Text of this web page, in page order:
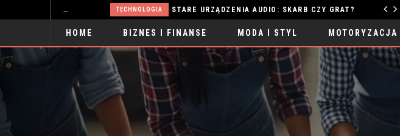
STARE URZĄDZENIA AUDIO: SKARB CZY GRAT?
HOME BIZNES I FINANSE MODA I STYL MOTORYZACJA